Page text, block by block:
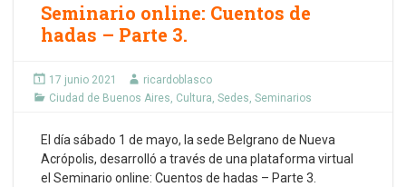
Seminario online: Cuentos de
hadas – Parte 3.
17 junio 2021
ricardoblasco
Ciudad de Buenos Aires, Cultura, Sedes, Seminarios
El día sábado 1 de mayo, la sede Belgrano de Nueva
Acrópolis, desarrolló a través de una plataforma virtual
el Seminario online: Cuentos de hadas – Parte 3.